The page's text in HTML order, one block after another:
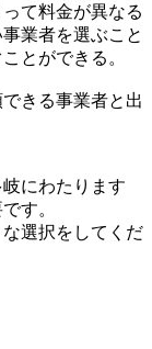
て料金が異なる
業者を選ぶこと
とができる。
きる事業者と出
にわたります
す。
選択をしてくだ